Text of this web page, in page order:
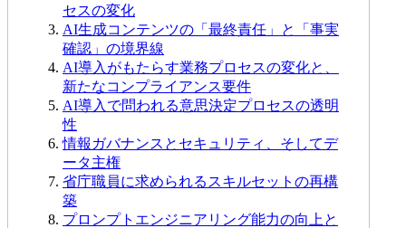
セスの変化
AI生成コンテンツの「最終責任」と「事実
確認」の境界線
AI導入がもたらす業務プロセスの変化と、
新たなコンプライアンス要件
AI導入で問われる意思決定プロセスの透明
性
情報ガバナンスとセキュリティ、そしてデ
ータ主権
省庁職員に求められるスキルセットの再構
築
プロンプトエンジニアリング能力の向上と